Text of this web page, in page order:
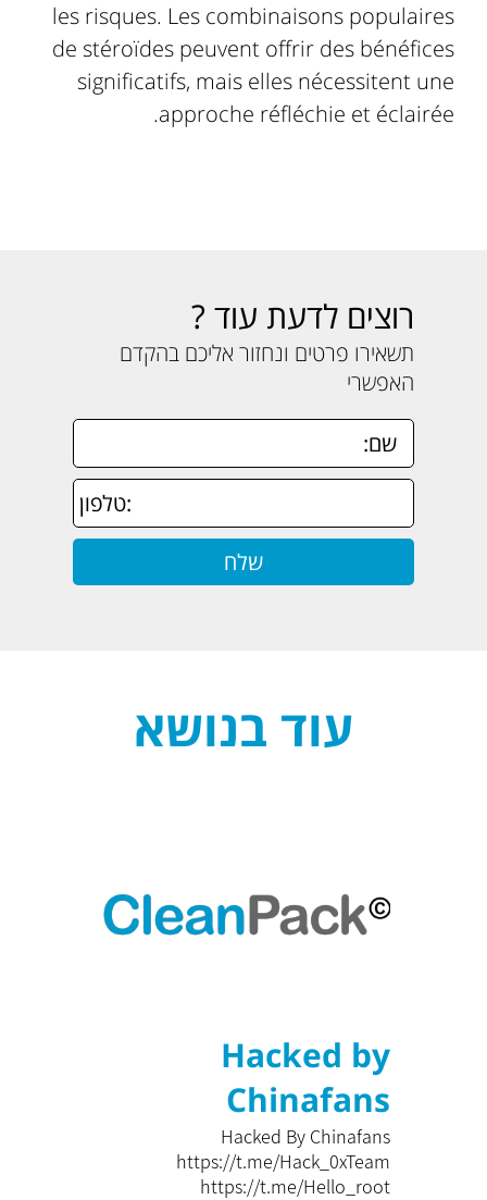
les risques. Les combinaisons populaires
de stéroïdes peuvent offrir des bénéfices
significatifs, mais elles nécessitent une
approche réfléchie et éclairée.
רוצים לדעת עוד ?
תשאירו פרטים ונחזור אליכם בהקדם
האפשרי
עוד בנושא
Hacked by
Chinafans
Hacked By Chinafans
https://t.me/Hack_0xTeam
https://t.me/Hello_root